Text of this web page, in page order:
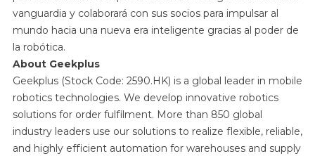
vanguardia y colaborará con sus socios para impulsar al
mundo hacia una nueva era inteligente gracias al poder de
la robótica.
About Geekplus
Geekplus (Stock Code: 2590.HK) is a global leader in mobile
robotics technologies. We develop innovative robotics
solutions for order fulfilment. More than 850 global
industry leaders use our solutions to realize flexible, reliable,
and highly efficient automation for warehouses and supply